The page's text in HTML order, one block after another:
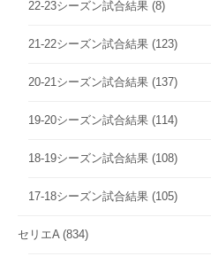
22-23シーズン試合結果 (8)
21-22シーズン試合結果 (123)
20-21シーズン試合結果 (137)
19-20シーズン試合結果 (114)
18-19シーズン試合結果 (108)
17-18シーズン試合結果 (105)
セリエA (834)